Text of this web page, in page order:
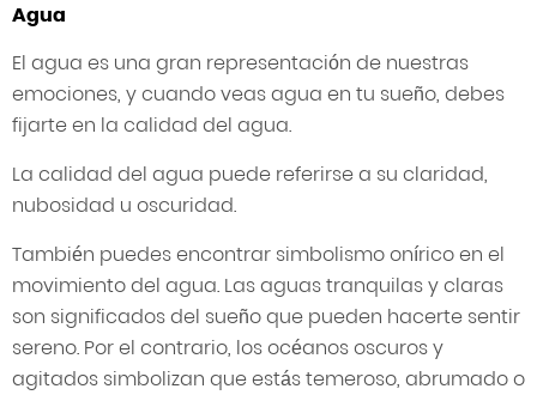
Agua
El agua es una gran representación de nuestras
emociones, y cuando veas agua en tu sueño, debes
fijarte en la calidad del agua.
La calidad del agua puede referirse a su claridad,
nubosidad u oscuridad.
También puedes encontrar simbolismo onírico en el
movimiento del agua. Las aguas tranquilas y claras
son significados del sueño que pueden hacerte sentir
sereno. Por el contrario, los océanos oscuros y
agitados simbolizan que estás temeroso, abrumado o